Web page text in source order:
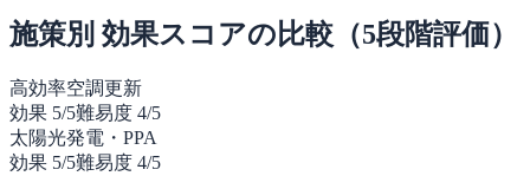
施策別 効果スコアの比較（5段階評価）
高効率空調更新
効果 5/5難易度 4/5
太陽光発電・PPA
効果 5/5難易度 4/5